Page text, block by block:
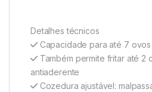
Detalhes técnicos
Capacidade para até 7
Também permite fritar até 2
antiaderente
Cozedura ajustável: